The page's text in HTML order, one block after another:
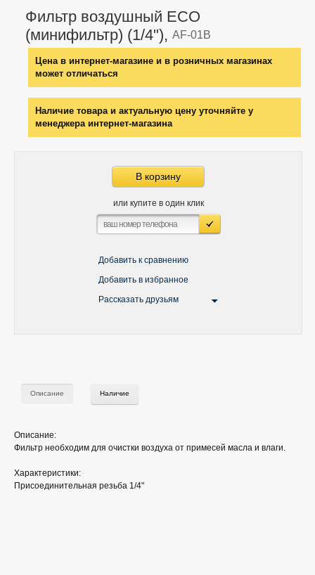
Фильтр воздушный ECO
(минифильтр) (1/4"), AF-01B
Цена в интернет-магазине и в розничных магазинах
может отличаться
Наличие товара и актуальную цену уточняйте у
менеджера интернет-магазина
В корзину
или купите в один клик
Добавить к сравнению
Добавить в избранное
Рассказать друзьям
Описание Наличие
Описание:
Фильтр необходим для очистки воздуха от примесей масла и влаги.
Характеристики:
Присоединительная резьба 1/4"